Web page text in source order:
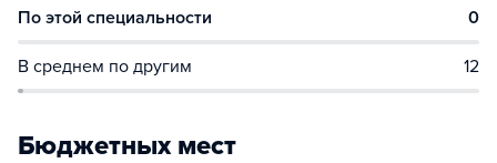
По этой специальности 0
В среднем по другим 12
Бюджетных мест